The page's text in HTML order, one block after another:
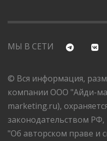
МЫ В СЕТИ
© Вся информация,
компании ООО "Айди-
marketing.ru),
законодательством
"Об авторском праве и